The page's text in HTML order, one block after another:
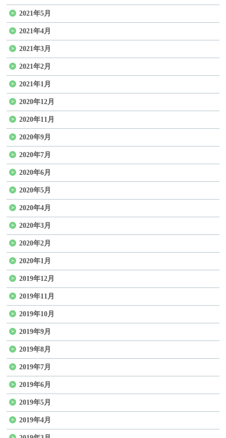
2021年5月
2021年4月
2021年3月
2021年2月
2021年1月
2020年12月
2020年11月
2020年9月
2020年7月
2020年6月
2020年5月
2020年4月
2020年3月
2020年2月
2020年1月
2019年12月
2019年11月
2019年10月
2019年9月
2019年8月
2019年7月
2019年6月
2019年5月
2019年4月